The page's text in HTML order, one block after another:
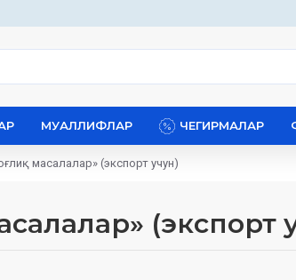
МУАЛЛИФЛАР ЧЕГИРМАЛАР
масалалар» (экспорт учун)
(экспорт